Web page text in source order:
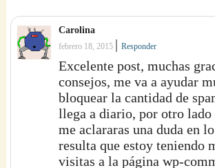
Carolina
febrero 18, 2015 |Responder
Excelente post, muchas
consejos, me va a ayudar
bloquear la cantidad de
llega a diario, por otro lado
me aclararas una duda en
resulta que estoy teniendo
visitas a la página wp-